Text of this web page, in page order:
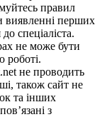
правил
виявленні перших
спеціаліста.
не може бути
роботі.
не проводить
також сайт не
та інших
з